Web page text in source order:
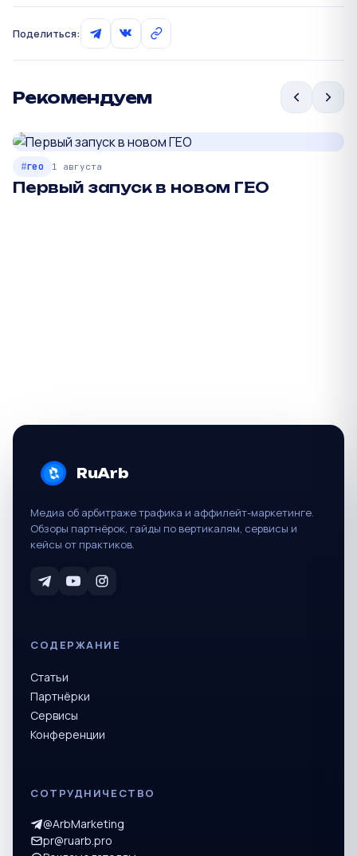
Поделиться:
Рекомендуем
гео 1 августа
Первый запуск в новом ГЕО
RuArb
Медиа об арбитраже трафика и аффилейт-маркетинге.
Обзоры партнёрок, гайды по вертикалям, сервисы и
кейсы от практиков.
СОДЕРЖАНИЕ
Статьи
Партнёрки
Сервисы
Конференции
СОТРУДНИЧЕСТВО
@ArbMarketing
pr@ruarb.pro